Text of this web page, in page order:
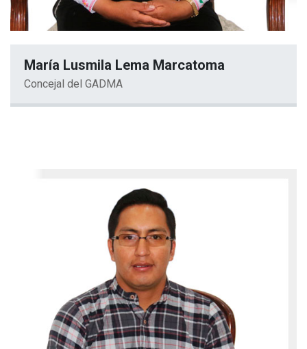
María Lusmila Lema Marcatoma
Concejal del GADMA